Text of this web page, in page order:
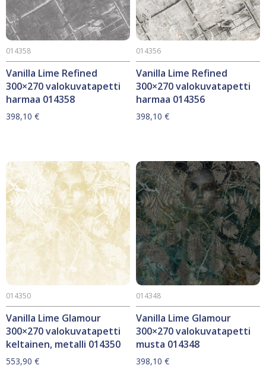
Vanilla Lime Refined
300×270 valokuvatapetti
harmaa 014358
014358
398,10 €
Vanilla Lime Refined
300×270 valokuvatapetti
harmaa 014356
014356
398,10 €
Vanilla Lime Glamour
300×270 valokuvatapetti
keltainen, metalli 014350
014350
553,90 €
Vanilla Lime Glamour
300×270 valokuvatapetti
musta 014348
014348
398,10 €